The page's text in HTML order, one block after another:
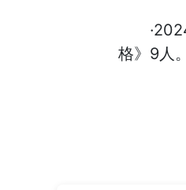
格》9人。